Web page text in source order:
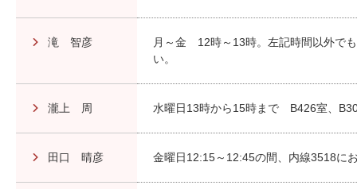
滝 智彦
月～金 12時～13時。左記時間以外で
い。
瀧上 周 水曜日13時から15時まで B426室、
田口 晴彦 金曜日12:15～12:45の間、内線3518に